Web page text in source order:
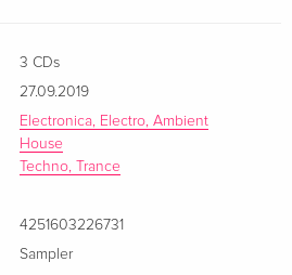
3 CDs
27.09.2019
Electronica, Electro, Ambient
House
Techno, Trance
4251603226731
Sampler